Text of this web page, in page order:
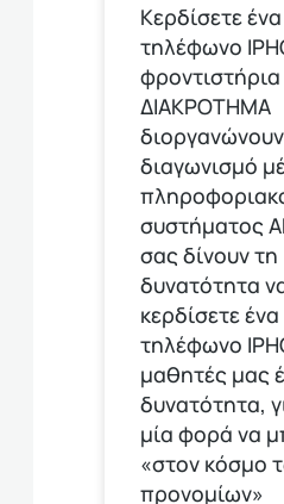
Κερδίσετε
τηλέφωνο
φροντιστήρια
ΔΙΑΚΡΟΤΗΜΑ
διοργανώνουν
διαγωνισμό
συστήματος
σας δίνουν τη
δυνατότητα
κερδίσετε
τηλέφωνο
μαθητές μας
δυνατότητα,
μία φορά να
«στον κόσμο
προνομίων»